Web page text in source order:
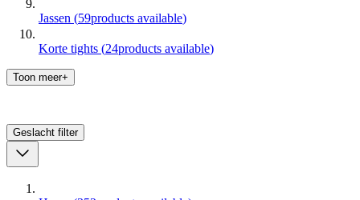
Jassen (59products available)
Korte tights (24products available)
Toon meer+
Geslacht filter